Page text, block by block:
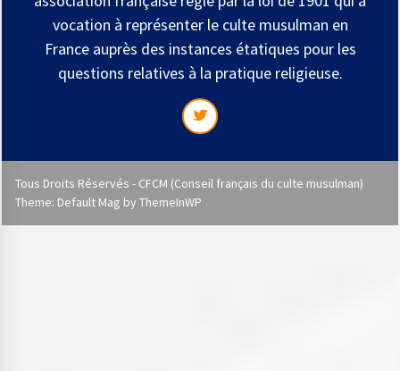
vocation à représenter le culte musulman en
France auprès des instances étatiques pour les
questions relatives à la pratique religieuse.
Tous Droits Réservés - CFCM (Conseil français du culte musulman)
Theme: Default Mag by ThemeInWP